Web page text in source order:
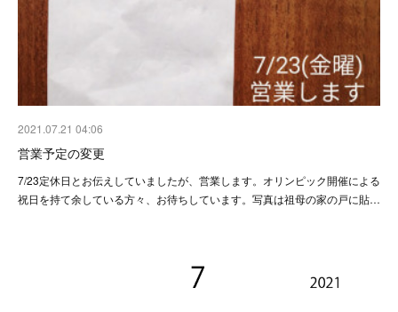
2021.07.21 04:06
営業予定の変更
7/23定休日とお伝えしていましたが、営業します。オリンピック開催による
祝日を持て余している方々、お待ちしています。写真は祖母の家の戸に貼…